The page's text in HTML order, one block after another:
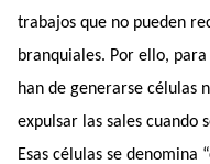
trabajos que no pueden
branquiales. Por ello,
han de generarse células
expulsar las sales cuando
Esas células se denomina